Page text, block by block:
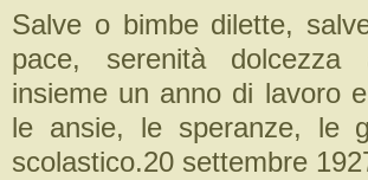
Salve o bimbe dilette,
pace, serenità dolcezza
insieme un anno di lavoro
le ansie, le speranze, le
scolastico.20 settembre